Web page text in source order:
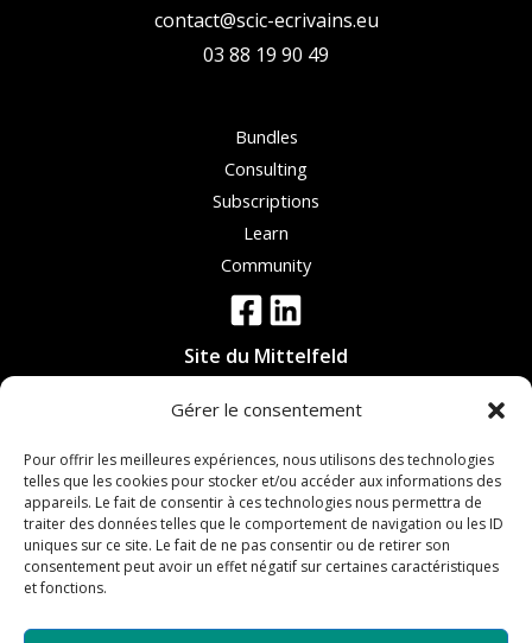
Gérer le consentement
Pour offrir les meilleures expériences, nous utilisons des technologies
telles que les cookies pour stocker et/ou accéder aux informations des
appareils. Le fait de consentir à ces technologies nous permettra de
traiter des données telles que le comportement de navigation ou les ID
uniques sur ce site. Le fait de ne pas consentir ou de retirer son
consentement peut avoir un effet négatif sur certaines caractéristiques
et fonctions.
contact@scic-ecrivains.eu
03 88 19 90 49
Bundles
Consulting
Subscriptions
Learn
Community
Site du Mittelfeld
67300 Schiltigheim
Site de Haguenau
6 rue de l'Ecorçage
67590 Schweighouse-sur-Moder